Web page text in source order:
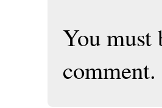
You must
comment.